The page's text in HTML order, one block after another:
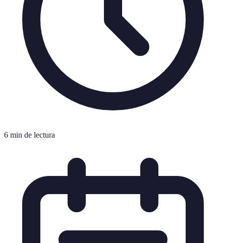
6 min de lectura